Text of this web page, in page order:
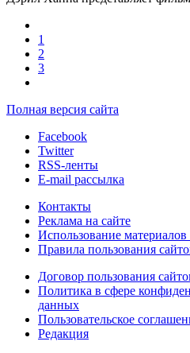
1
2
3
Полная версия сайта
Facebook
Twitter
RSS-ленты
E-mail рассылка
Контакты
Реклама на сайте
Использование материалов
Правила пользования
Договор пользования
Политика в сфере
данных
Пользовательское
Редакция